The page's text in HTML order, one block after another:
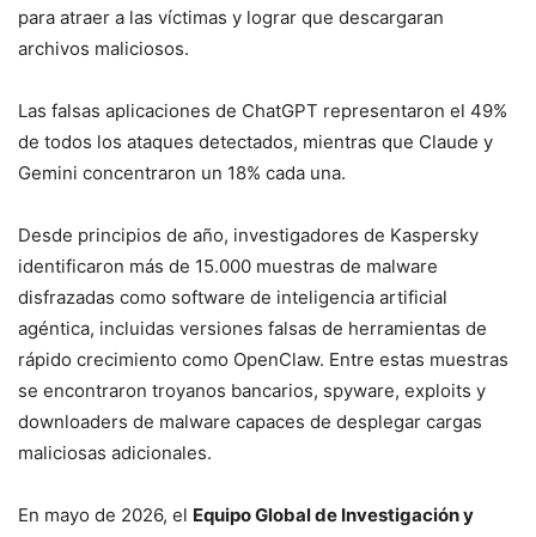
para atraer a las víctimas y lograr que descargaran
archivos maliciosos.
Las falsas aplicaciones de ChatGPT representaron el 49%
de todos los ataques detectados, mientras que Claude y
Gemini concentraron un 18% cada una.
Desde principios de año, investigadores de Kaspersky
identificaron más de 15.000 muestras de malware
disfrazadas como software de inteligencia artificial
agéntica, incluidas versiones falsas de herramientas de
rápido crecimiento como OpenClaw. Entre estas muestras
se encontraron troyanos bancarios, spyware, exploits y
downloaders de malware capaces de desplegar cargas
maliciosas adicionales.
En mayo de 2026, el Equipo Global de Investigación y